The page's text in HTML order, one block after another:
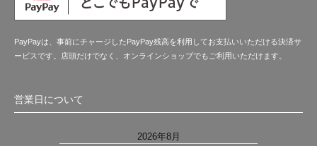
PayPayは、事前にチャージしたPayPay残高を利用してお支払いいただける決済サ
ービスです。店頭だけでなく、オンラインショップでもご利用いただけます。
営業日について
2026年8月